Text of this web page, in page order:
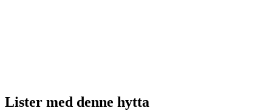
Lister med denne hytta